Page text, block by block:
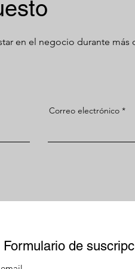
en el negocio durante
Correo electrónico
Formulario de